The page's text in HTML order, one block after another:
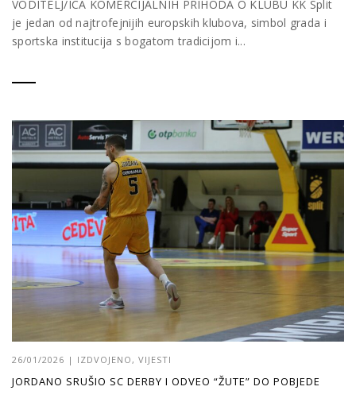
VODITELJ/ICA KOMERCIJALNIH PRIHODA O KLUBU KK Split
je jedan od najtrofejnijih europskih klubova, simbol grada i
sportska institucija s bogatom tradicijom i...
26/01/2026 | IZDVOJENO, VIJESTI
JORDANO SRUŠIO SC DERBY I ODVEO “ŽUTE” DO POBJEDE